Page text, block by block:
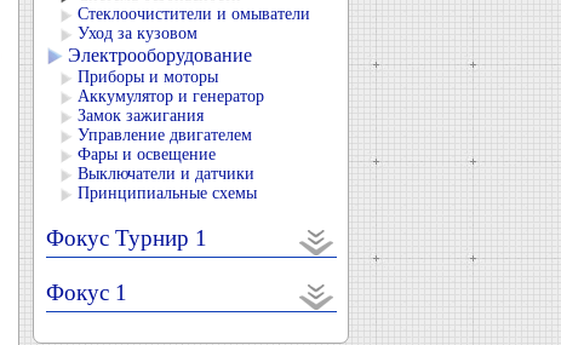
Стеклоочистители и омыватели
Уход за кузовом
Электрооборудование
Приборы и моторы
Аккумулятор и генератор
Замок зажигания
Управление двигателем
Фары и освещение
Выключатели и датчики
Принципиальные схемы
Фокус Турнир 1
Фокус 1